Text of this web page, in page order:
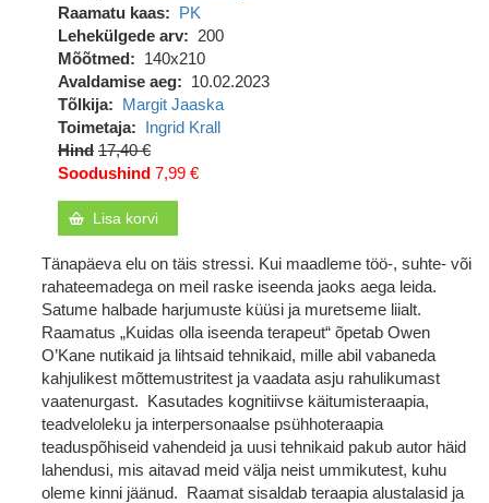
Raamatu kaas
PK
Lehekülgede arv
200
Mõõtmed
140x210
Avaldamise aeg
10.02.2023
Tõlkija
Margit Jaaska
Toimetaja
Ingrid Krall
Hind 17,40 €
Soodushind 7,99 €
Lisa korvi
Tänapäeva elu on täis stressi. Kui maadleme töö-, suhte- või
rahateemadega on meil raske iseenda jaoks aega leida.
Satume halbade harjumuste küüsi ja muretseme liialt.
Raamatus „Kuidas olla iseenda terapeut“ õpetab Owen
O’Kane nutikaid ja lihtsaid tehnikaid, mille abil vabaneda
kahjulikest mõttemustritest ja vaadata asju rahulikumast
vaatenurgast. Kasutades kognitiivse käitumisteraapia,
teadveloleku ja interpersonaalse psühhoteraapia
teaduspõhiseid vahendeid ja uusi tehnikaid pakub autor häid
lahendusi, mis aitavad meid välja neist ummikutest, kuhu
oleme kinni jäänud. Raamat sisaldab teraapia alustalasid ja